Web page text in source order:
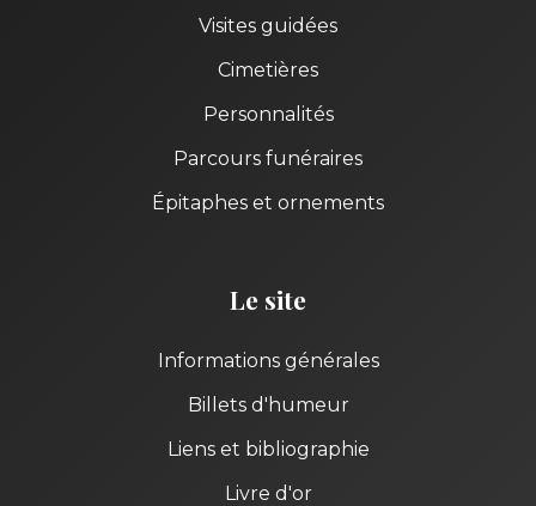
Visites guidées
Cimetières
Personnalités
Parcours funéraires
Épitaphes et ornements
Le site
Informations générales
Billets d'humeur
Liens et bibliographie
Livre d'or